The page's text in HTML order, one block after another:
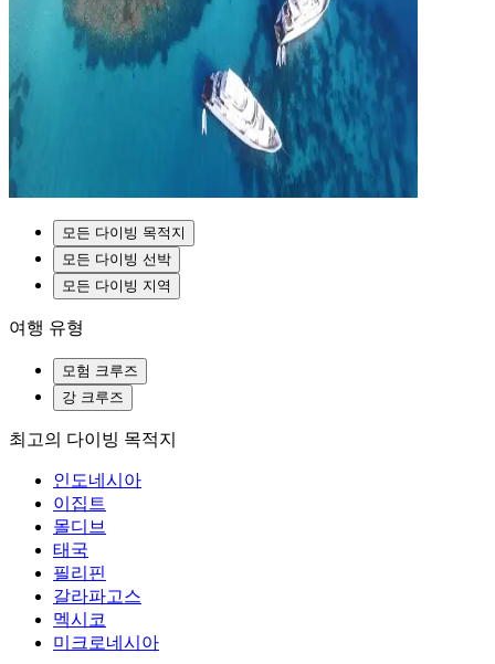
모든 다이빙 목적지
모든 다이빙 선박
모든 다이빙 지역
여행 유형
모험 크루즈
강 크루즈
최고의 다이빙 목적지
인도네시아
이집트
몰디브
태국
필리핀
갈라파고스
멕시코
미크로네시아